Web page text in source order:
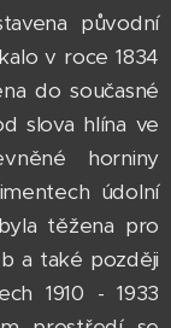
původní
v roce 1834
do současné
slova hlína ve
horniny
údolní
těžena pro
a také později
1910 - 1933